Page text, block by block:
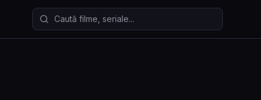
Caută filme și seriale